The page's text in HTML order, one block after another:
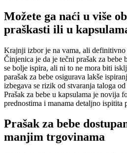
Možete ga naći u više
praškasti ili u
Krajnji izbor je na vama, ali
Činjenica je da je tečni prašak za bebe
se bolje ispira, ali ni to ne mora biti
parašak za bebe osigurava lakše
izbegava se rizik od stvaranja taloga
Prašak za bebe u kapsulama je novija
prednostima i manama detaljno ispitita
Prašak za bebe
manjim trgovinama